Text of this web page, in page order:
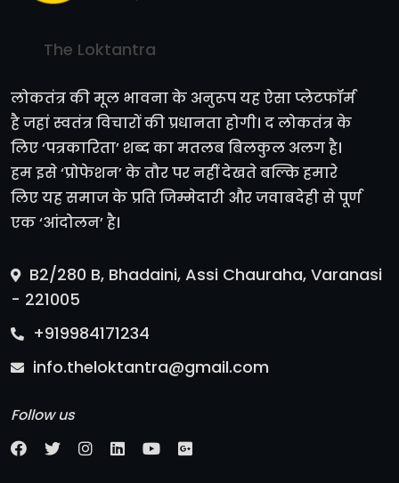
The Loktantra
लोकतंत्र की मूल भावना के अनुरूप यह ऐसा प्लेटफॉर्म
है जहां स्वतंत्र विचारों की प्रधानता होगी। द लोकतंत्र के
लिए ‘पत्रकारिता’ शब्द का मतलब बिलकुल अलग है।
हम इसे ‘प्रोफेशन’ के तौर पर नहीं देखते बल्कि हमारे
लिए यह समाज के प्रति जिम्मेदारी और जवाबदेही से पूर्ण
एक ‘आंदोलन’ है।
B2/280 B, Bhadaini, Assi Chauraha, Varanasi
- 221005
+919984171234
info.theloktantra@gmail.com
Follow us